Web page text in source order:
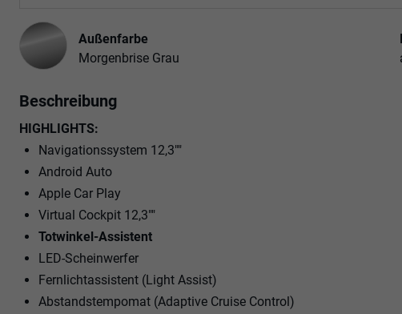
Außenfarbe
Morgenbrise Grau
Beschreibung
HIGHLIGHTS:
Navigationssystem 12,3""
Android Auto
Apple Car Play
Virtual Cockpit 12,3""
Totwinkel-Assistent
LED-Scheinwerfer
Fernlichtassistent (Light Assist)
Abstandstempomat (Adaptive Cruise Control)